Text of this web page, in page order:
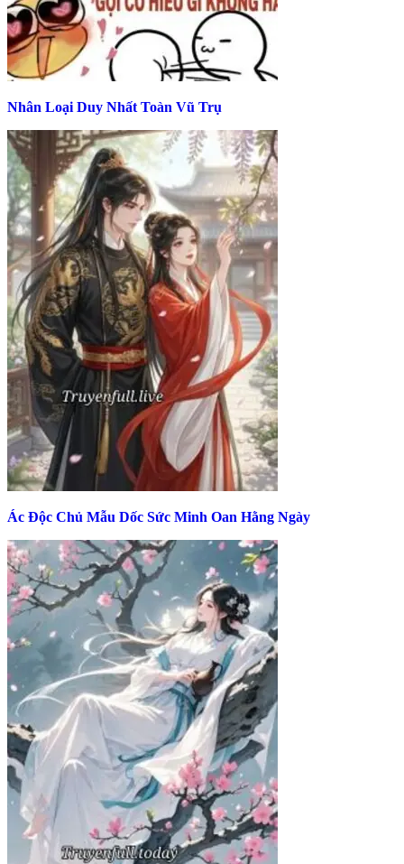
Nhân Loại Duy Nhất Toàn Vũ Trụ
Ác Độc Chủ Mẫu Dốc Sức Minh Oan Hằng Ngày